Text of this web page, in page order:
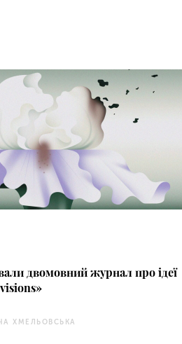
двомовний журнал про ідеї
ХМЕЛЬОВСЬКА